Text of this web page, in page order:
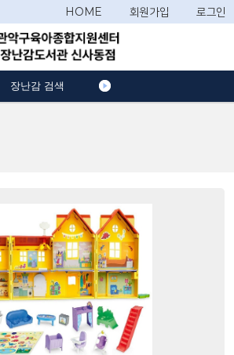
HOME 회원가입 로그인
장난감 검색